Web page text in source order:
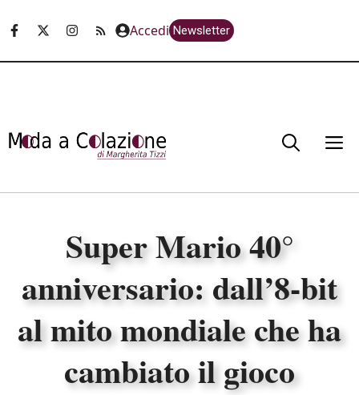
Accedi Newsletter
Super Mario 40°
anniversario: dall’8-bit
al mito mondiale che ha
cambiato il gioco